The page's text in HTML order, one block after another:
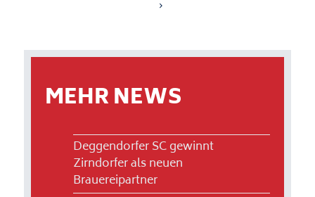
MEHR NEWS
Deggendorfer SC gewinnt
Zirndorfer als neuen
Brauereipartner